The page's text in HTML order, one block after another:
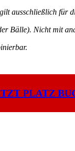
ausschließlich für
Bälle). Nicht mit
PLATZ